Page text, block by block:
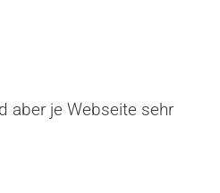
aber je Webseite sehr